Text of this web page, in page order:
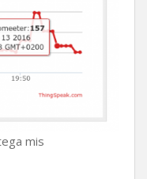
mis